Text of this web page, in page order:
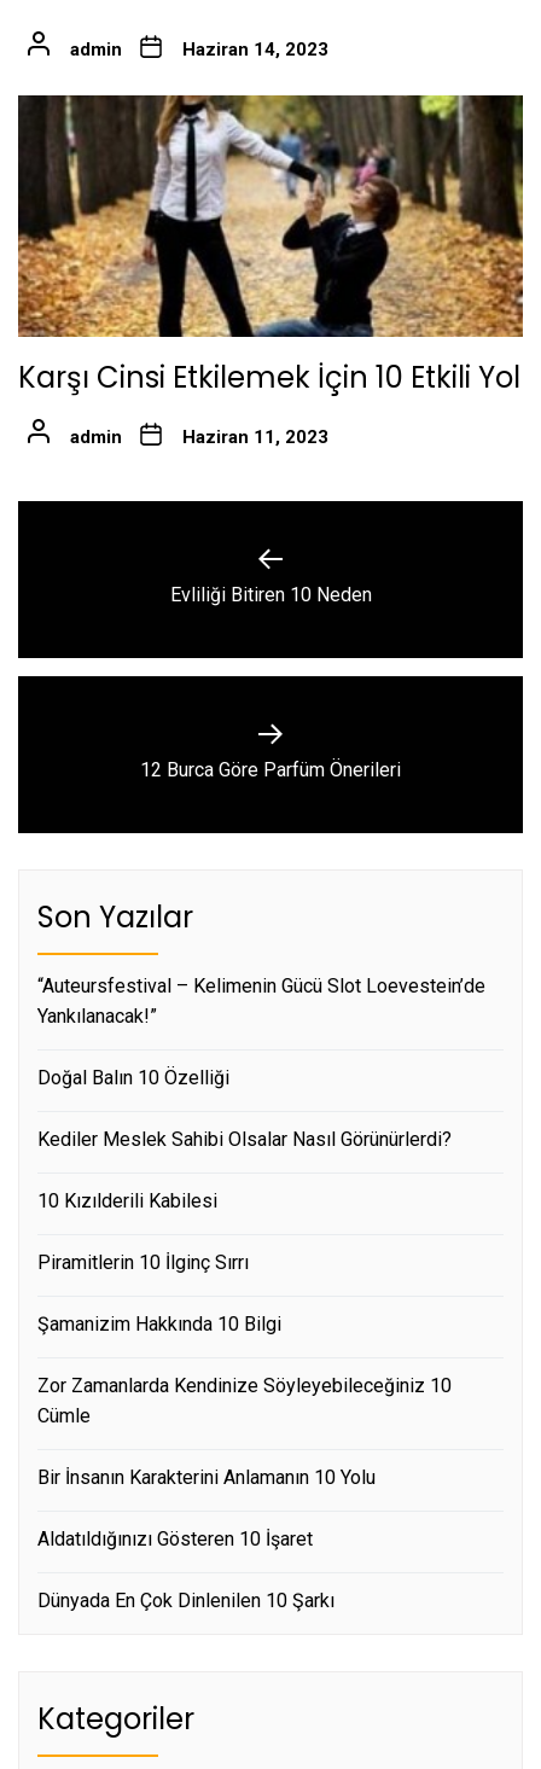
admin Haziran 14, 2023
Karşı Cinsi Etkilemek İçin 10 Etkili Yol
admin Haziran 11, 2023
Previous
Evliliği Bitiren 10 Neden
Next
12 Burca Göre Parfüm Önerileri
Son Yazılar
“Auteursfestival – Kelimenin Gücü Slot Loevestein’de
Yankılanacak!”
Doğal Balın 10 Özelliği
Kediler Meslek Sahibi Olsalar Nasıl Görünürlerdi?
10 Kızılderili Kabilesi
Piramitlerin 10 İlginç Sırrı
Şamanizim Hakkında 10 Bilgi
Zor Zamanlarda Kendinize Söyleyebileceğiniz 10
Cümle
Bir İnsanın Karakterini Anlamanın 10 Yolu
Aldatıldığınızı Gösteren 10 İşaret
Dünyada En Çok Dinlenilen 10 Şarkı
Kategoriler